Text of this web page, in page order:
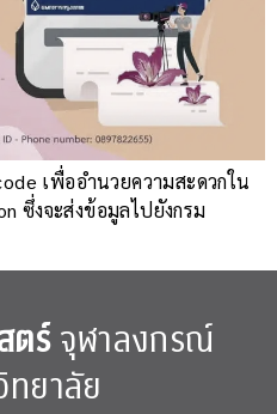
เพื่ออำนวยความสะดวกใน
ซึ่งจะส่งข้อมูลไปยังกรม
ตร์จุฬาลงกรณ์
ทยาลัย